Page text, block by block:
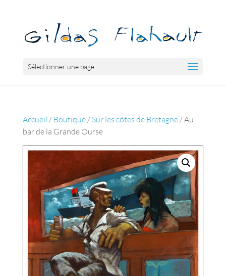
Sélectionner une page
Accueil / Boutique/ Sur les côtes de Bretagne/ Au
bar de la Grande Ourse